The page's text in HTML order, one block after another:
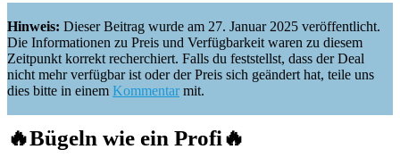
Hinweis: Dieser Beitrag wurde am 27. Januar 2025 veröffentlicht.
Die Informationen zu Preis und Verfügbarkeit waren zu diesem
Zeitpunkt korrekt recherchiert. Falls du feststellst, dass der Deal
nicht mehr verfügbar ist oder der Preis sich geändert hat, teile uns
dies bitte in einem Kommentarmit.
🔥Bügeln wie ein Profi🔥